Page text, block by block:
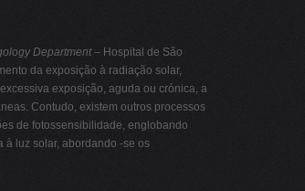
Department– Hospital de São
da exposição à radiação solar,
exposição, aguda ou crónica, a
Contudo, existem outros processos
de fotossensibilidade, englobando
à luz solar, abordando -se os